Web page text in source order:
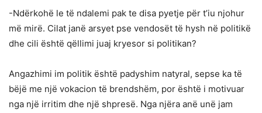
-Ndërkohë le të ndalemi pak te disa pyetje për t’iu njohur
më mirë. Cilat janë arsyet pse vendosët të hysh në politikë
dhe cili është qëllimi juaj kryesor si politikan?
Angazhimi im politik është padyshim natyral, sepse ka të
bëjë me një vokacion të brendshëm, por është i motivuar
nga një irritim dhe një shpresë. Nga njëra anë unë jam